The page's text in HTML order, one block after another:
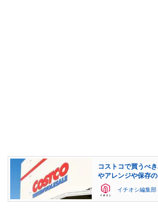
コストコで買うべ
やアレンジや保存
イチオシ編集部